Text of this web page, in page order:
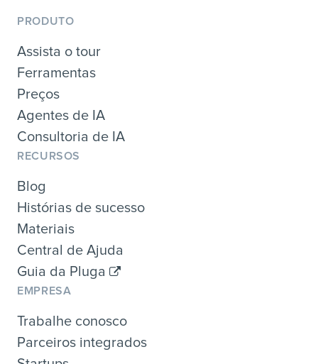
PRODUTO
Assista o tour
Ferramentas
Preços
Agentes de IA
Consultoria de IA
RECURSOS
Blog
Histórias de sucesso
Materiais
Central de Ajuda
Guia da Pluga
EMPRESA
Trabalhe conosco
Parceiros integrados